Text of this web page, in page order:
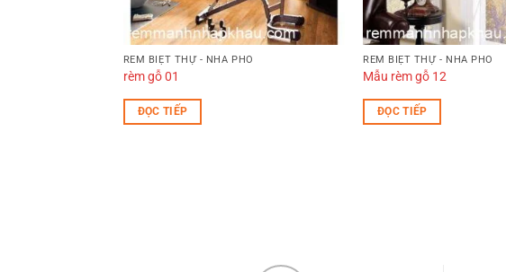
RÈM BIỆT THỰ - NHÀ PHỐ
rèm gỗ 01
ĐỌC TIẾP
RÈM BIỆT THỰ - NHÀ PHỐ
Mẫu rèm gỗ 12
ĐỌC TIẾP